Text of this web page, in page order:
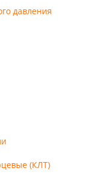
давления
(КЛТ)